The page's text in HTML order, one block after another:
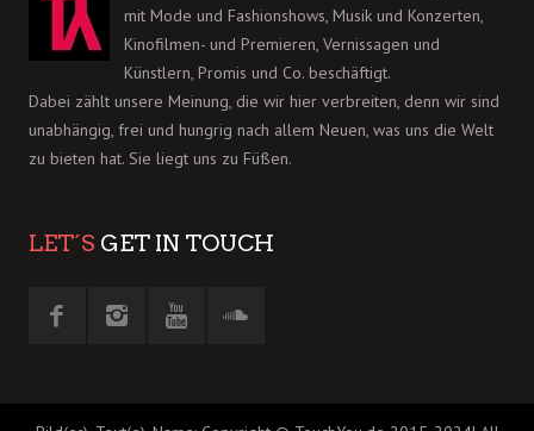
mit Mode und Fashionshows, Musik und Konzerten,
Kinofilmen- und Premieren, Vernissagen und
Künstlern, Promis und Co. beschäftigt.
Dabei zählt unsere Meinung, die wir hier verbreiten, denn wir sind
unabhängig, frei und hungrig nach allem Neuen, was uns die Welt
zu bieten hat. Sie liegt uns zu Füßen.
LET´S GET IN TOUCH